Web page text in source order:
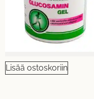
Lisää ostoskoriin